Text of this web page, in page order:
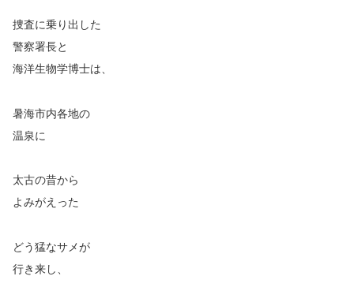
捜査に乗り出した
警察署長と
海洋生物学博士は、
暑海市内各地の
温泉に
太古の昔から
よみがえった
どう猛なサメが
行き来し、